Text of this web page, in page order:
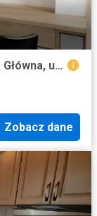
Kawalerka 15m2 blisko dworca Gdynia Główna, umeblowana
Zobacz dane